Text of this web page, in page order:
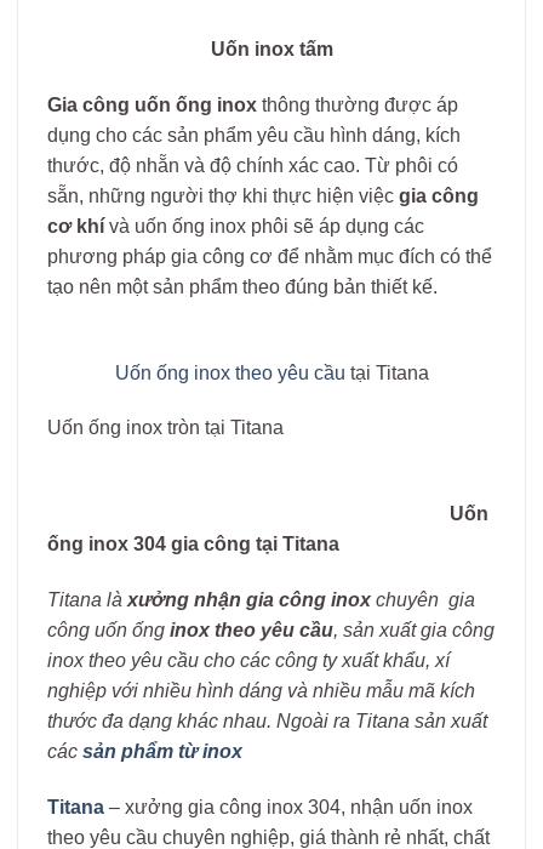
Uốn inox tấm
Gia công uốn ống inox thông thường được áp
dụng cho các sản phẩm yêu cầu hình dáng, kích
thước, độ nhẵn và độ chính xác cao. Từ phôi có
sẵn, những người thợ khi thực hiện việc gia công
cơ khí và uốn ống inox phôi sẽ áp dụng các
phương pháp gia công cơ để nhằm mục đích có thể
tạo nên một sản phẩm theo đúng bản thiết kế.
Uốn ống inox theo yêu cầu tại Titana
Uốn ống inox tròn tại Titana
Uốn
ống inox 304 gia công tại Titana
Titana là xưởng nhận gia công inox chuyên gia
công uốn ống inox theo yêu cầu, sản xuất gia công
inox theo yêu cầu cho các công ty xuất khẩu, xí
nghiệp với nhiều hình dáng và nhiều mẫu mã kích
thước đa dạng khác nhau. Ngoài ra Titana sản xuất
các sản phẩm từ inox
Titana – xưởng gia công inox 304, nhận uốn inox
theo yêu cầu chuyên nghiệp, giá thành rẻ nhất, chất